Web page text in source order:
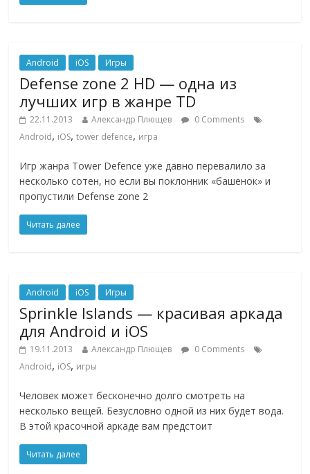
Android iOS Игры
Defense zone 2 HD — одна из
лучших игр в жанре TD
22.11.2013 Александр Плющев
0 Comments
Android, iOS,tower defence, игра
Игр жанра Tower Defence уже давно перевалило за
несколько сотен, но если вы поклонник «башенок» и
пропустили Defense zone 2
Читать далее
Android iOS Игры
Sprinkle Islands — красивая аркада
для Android и iOS
19.11.2013 Александр Плющев
0 Comments
Android, iOS, игры
Человек может бесконечно долго смотреть на
несколько вещей. Безусловно одной из них будет вода.
В этой красочной аркаде вам предстоит
Читать далее